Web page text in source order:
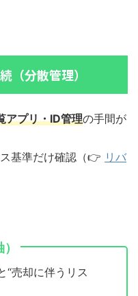
（分散管理）
アプリ・ID管理の手間が
基準だけ確認（👉 リバ
“売却に伴うリス